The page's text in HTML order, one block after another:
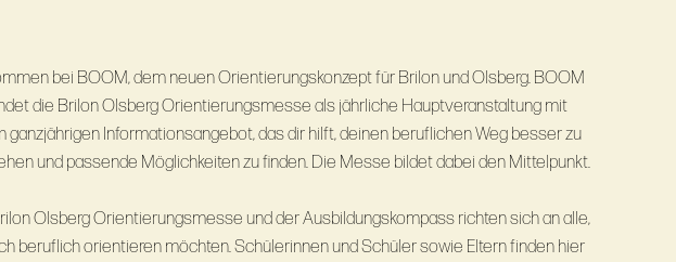
bei BOOM, dem neuen Orientierungskonzept für Brilon und Olsberg. BOOM
die Brilon Olsberg Orientierungsmesse als jährliche Hauptveranstaltung mit
ganzjährigen Informationsangebot, das dir hilft, deinen beruflichen Weg besser zu
und passende Möglichkeiten zu ﬁnden. Die Messe bildet dabei den Mittelpunkt.
Olsberg Orientierungsmesse und der Ausbildungskompass richten sich an alle,
beruflich orientieren möchten. Schülerinnen und Schüler sowie Eltern finden hier